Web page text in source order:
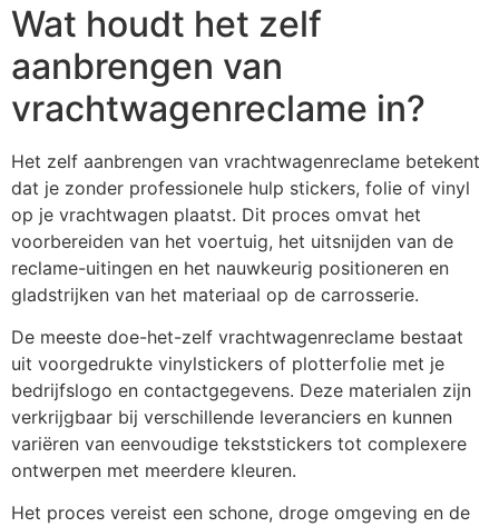
Wat houdt het zelf
aanbrengen van
vrachtwagenreclame in?
Het zelf aanbrengen van vrachtwagenreclame betekent
dat je zonder professionele hulp stickers, folie of vinyl
op je vrachtwagen plaatst. Dit proces omvat het
voorbereiden van het voertuig, het uitsnijden van de
reclame-uitingen en het nauwkeurig positioneren en
gladstrijken van het materiaal op de carrosserie.
De meeste doe-het-zelf vrachtwagenreclame bestaat
uit voorgedrukte vinylstickers of plotterfolie met je
bedrijfslogo en contactgegevens. Deze materialen zijn
verkrijgbaar bij verschillende leveranciers en kunnen
variëren van eenvoudige tekststickers tot complexere
ontwerpen met meerdere kleuren.
Het proces vereist een schone, droge omgeving en de